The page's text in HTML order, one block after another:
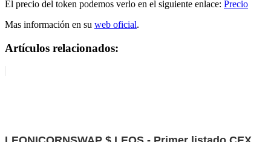
El precio del token podemos verlo en el siguiente enlace: Precio
Mas información en su web oficial.
Artículos relacionados: